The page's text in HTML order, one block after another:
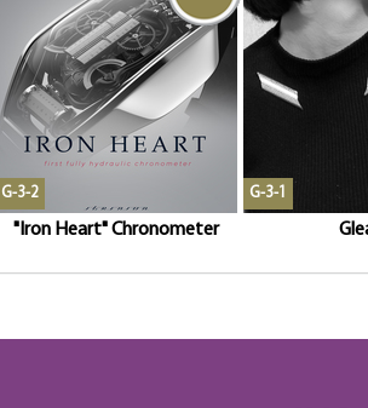
G-3-2
"Iron Heart" Chronometer
G-3-1